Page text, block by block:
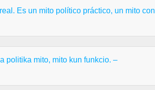
Es un mito político práctico, un mito con
politika mito, mito kun funkcio. –